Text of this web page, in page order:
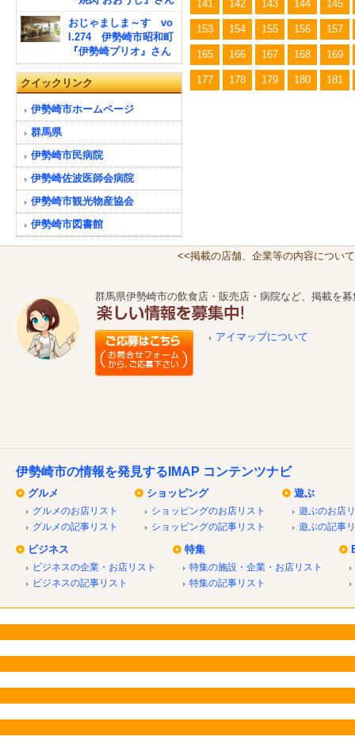
141 142 143 144 145
153 154 155 156 157
165 166 167 168 169
177 178 179 180 181
おじゃましま～す vo
l.274 伊勢崎市昭和町
『伊勢崎プリオ』さん
クイックリンク
伊勢崎市ホームページ
群馬県
伊勢崎市民病院
伊勢崎佐波医師会病院
伊勢崎市観光物産協会
伊勢崎市図書館
<<掲載の店舗、企業等の内容につい
群馬県伊勢崎市の飲食店・販売店・病院など、掲載を
アイマップについて
伊勢崎市の情報を発見するIMAP コンテンツナビ
グルメ
グルメのお店リスト
グルメの記事リスト
ショッピング
ショッピングのお店リスト
ショッピングの記事リスト
遊ぶ
遊ぶのお店
遊ぶの記事
ビジネス
ビジネスの企業・お店リスト
ビジネスの記事リスト
特集
特集の施設・企業・お店リスト
特集の記事リスト